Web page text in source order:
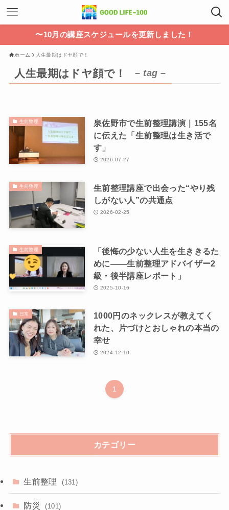
〜10月の講座スケジュールを更新しました！
ホーム 人生最期はドヤ顔で！
人生最期はドヤ顔で！ – tag –
生前整理
泉佐野市で生前整理講演｜155名
に伝えた「生前整理は生き活で
す」
2026-07-27
生前整理
生前整理講座で出会った“やり残
しがない人”の共通点
2026-02-25
生前整理
「後悔の少ない人生を生ききるた
めに――生前整理アドバイザー2
級・後半講座レポート」
2025-10-16
日常
1000円のネックレスが教えてく
れた、片づけとおしゃれの本当の
幸せ
2024-12-10
1
カテゴリー
生前整理 (131)
防災 (101)